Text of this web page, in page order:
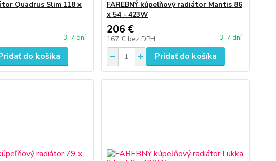
Quadrus Slim 118 x
3-7 dní
do košíka
FAREBNÝ kúpeľňový radiátor Mantis 86
x 54 - 423W
206 €
167 € bez DPH 3-7 dní
Pridať do košíka